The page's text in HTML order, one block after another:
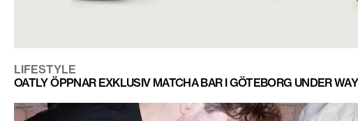
LIFESTYLE
OATLY ÖPPNAR EXKLUSIV MATCHA BAR I GÖTEBORG UNDER